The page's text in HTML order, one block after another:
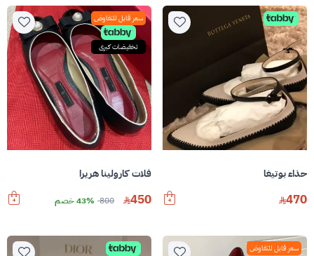
حذاء بوتيغا
470
سعر قابل للتفاوض
تخفيضات كبرى
فلات كارولينا هريرا
450
800 43% خصم
سعر قابل للتفاوض